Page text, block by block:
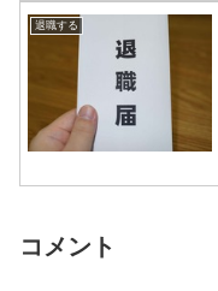
退職する
コメント